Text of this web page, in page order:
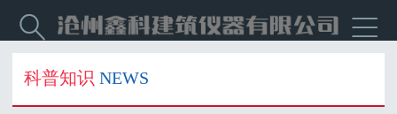


科普知识 NEWS